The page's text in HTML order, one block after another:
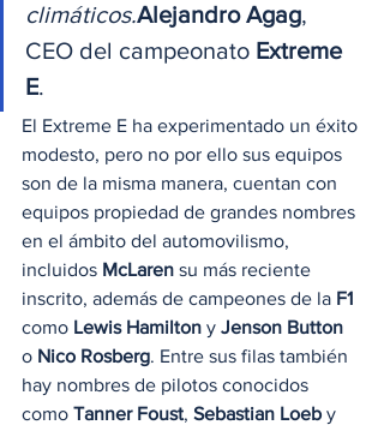
climáticos.Alejandro Agag,
CEO del campeonato Extreme
E.
El Extreme E ha experimentado un éxito
modesto, pero no por ello sus equipos
son de la misma manera, cuentan con
equipos propiedad de grandes nombres
en el ámbito del automovilismo,
incluidos McLaren su más reciente
inscrito, además de campeones de la F1
como Lewis Hamilton y Jenson Button
o Nico Rosberg. Entre sus filas también
hay nombres de pilotos conocidos
como Tanner Foust, Sebastian Loeb y